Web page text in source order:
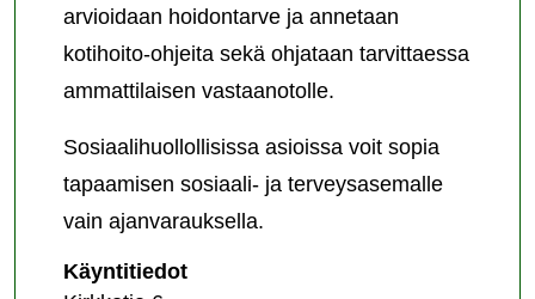
arvioidaan hoidontarve ja annetaan
kotihoito-ohjeita sekä ohjataan tarvittaessa
ammattilaisen vastaanotolle.
Sosiaalihuollollisissa asioissa voit sopia
tapaamisen sosiaali- ja terveysasemalle
vain ajanvarauksella.
KäyntitiedotEnonkosken